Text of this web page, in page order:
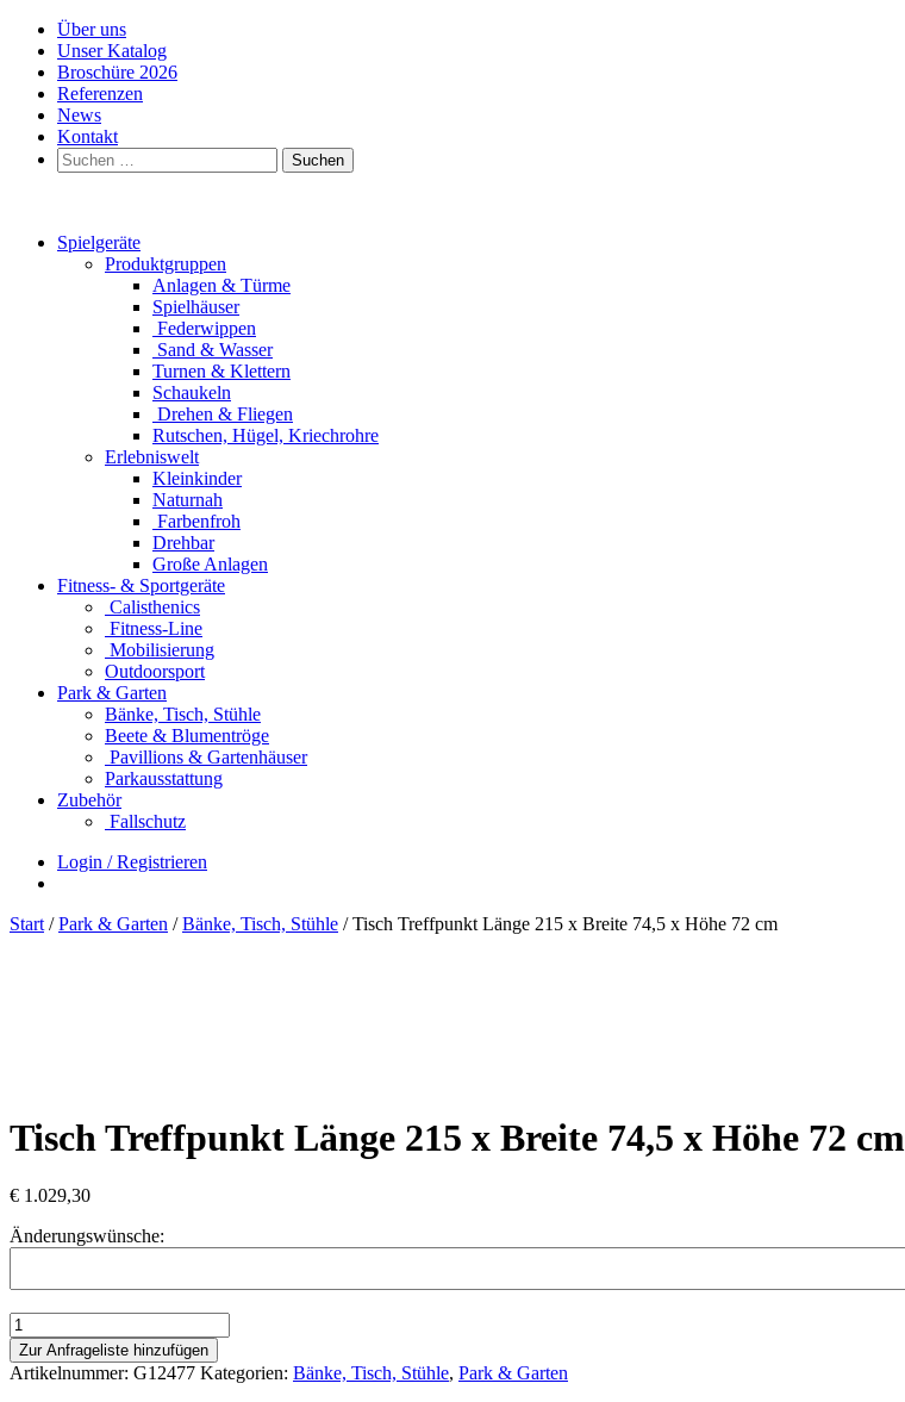
Über uns
Unser Katalog
Broschüre 2026
Referenzen
News
Kontakt
Suchen
nach:
Spielgeräte
Produktgruppen
Anlagen & Türme
Spielhäuser
Federwippen
Sand & Wasser
Turnen & Klettern
Schaukeln
Drehen & Fliegen
Rutschen, Hügel, Kriechrohre
Erlebniswelt
Kleinkinder
Naturnah
Farbenfroh
Drehbar
Große Anlagen
Fitness- & Sportgeräte
Calisthenics
Fitness-Line
Mobilisierung
Outdoorsport
Park & Garten
Bänke, Tisch, Stühle
Beete & Blumentröge
Pavillions & Gartenhäuser
Parkausstattung
Zubehör
Fallschutz
Login / Registrieren
Start /Park & Garten /Bänke, Tisch, Stühle / Tisch Treffpunkt Länge 215 x Breite 74,5 x Höhe 72 cm
Tisch Treffpunkt Länge 215 x Breite 74,5 x Höhe 72 cm
€ 1.029,30
Änderungswünsche:
Tisch
Treffpunkt
Länge
215
Zur Anfrageliste hinzufügen
Artikelnummer: G12477 Kategorien: Bänke, Tisch, Stühle, Park & Garten